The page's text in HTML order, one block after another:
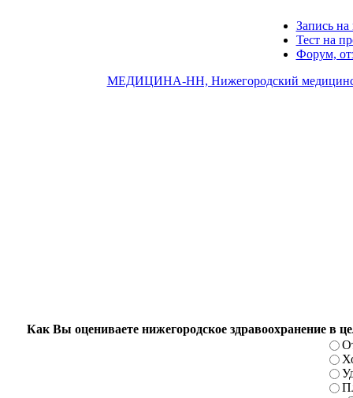
Запись на
Тест на
Форум,
МЕДИЦИНА-НН, Нижегородский
Как Вы оцениваете нижегородское здравоохранение в